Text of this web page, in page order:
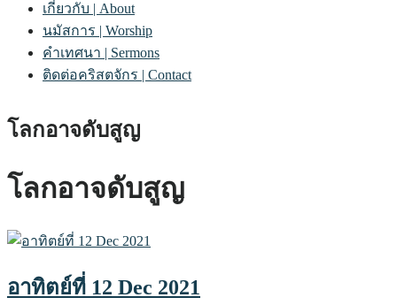
เกี่ยวกับ | About
นมัสการ | Worship
คำเทศนา | Sermons
ติดต่อคริสตจักร | Contact
โลกอาจดับสูญ
โลกอาจดับสูญ
อาทิตย์ที่ 12 Dec 2021